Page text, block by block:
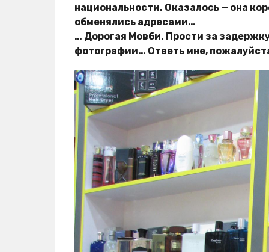
национальности. Оказалось — она
обменялись адресами…
… Дорогая Мовби. Прости за
фотографии… Ответь мне,